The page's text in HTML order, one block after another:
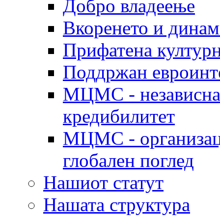
Добро владеење
Вкоренето и
Прифатена
Поддржан
МЦМС - независна
кредибилитет
МЦМС -
глобален поглед
Нашиот статут
Нашата структура